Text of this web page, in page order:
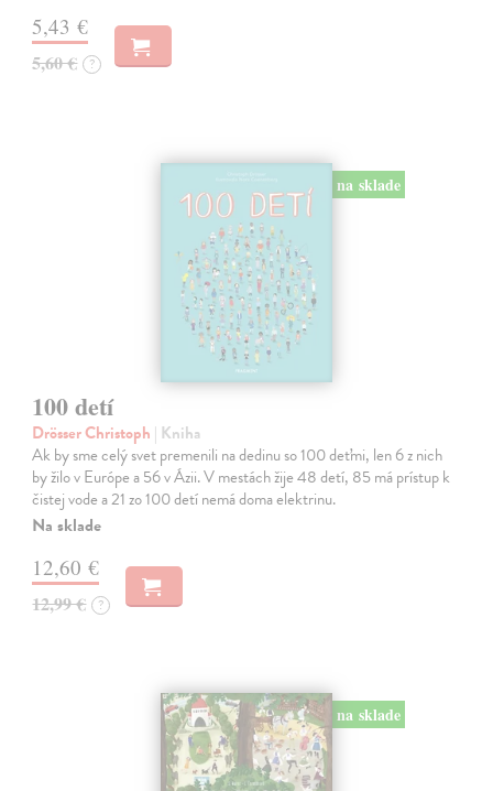
5,43 €
5,60 € ?
na sklade
100 detí
Drösser Christoph | Kniha
Ak by sme celý svet premenili na dedinu so 100 deťmi, len 6 z nich
by žilo v Európe a 56 v Ázii. V mestách žije 48 detí, 85 má prístup k
čistej vode a 21 zo 100 detí nemá doma elektrinu.
Na sklade
12,60 €
12,99 € ?
na sklade